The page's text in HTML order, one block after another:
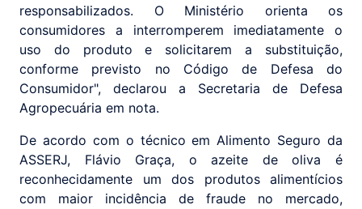
responsabilizados. O Ministério orienta os
consumidores a interromperem imediatamente o
uso do produto e solicitarem a substituição,
conforme previsto no Código de Defesa do
Consumidor", declarou a Secretaria de Defesa
Agropecuária em nota.
De acordo com o técnico em Alimento Seguro da
ASSERJ, Flávio Graça, o azeite de oliva é
reconhecidamente um dos produtos alimentícios
com maior incidência de fraude no mercado,